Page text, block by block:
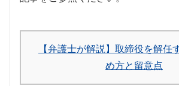
【弁護士が解説】取締役を解任
め方と留意点